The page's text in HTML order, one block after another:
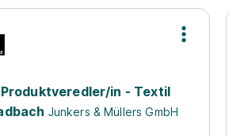
in - Textil
Junkers & Müllers GmbH